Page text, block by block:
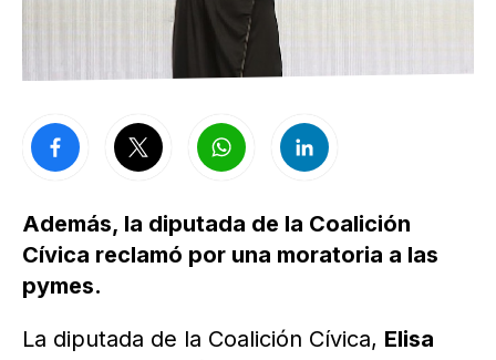
Además, la diputada de la Coalición
Cívica reclamó por una moratoria a las
pymes.
La diputada de la Coalición Cívica, Elisa